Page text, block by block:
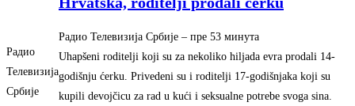
Радио
Телевизија
Србије
Радио Телевизија Србије – ‎пре 53 минута‎
Uhapšeni roditelji koji su za nekoliko hiljada evra prodali 14-
godišnju ćerku. Privedeni su i roditelji 17-godišnjaka koji su
kupili devojčicu za rad u kući i seksualne potrebe svoga sina.